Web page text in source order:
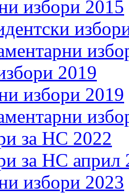
избори 2015
2019
избори 2019
за НС 2022
за НС април
избори 2023